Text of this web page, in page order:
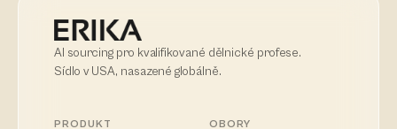
AI sourcing pro kvalifikované dělnické profese.
Sídlo v USA, nasazené globálně.
PRODUKT OBORY